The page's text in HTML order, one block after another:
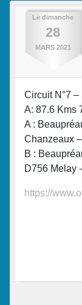
Le dimanche
28
MARS 2021
Circuit N°7
A: 87.6 Kms
A :
Chanzeaux
B :
D756 Melay
https://